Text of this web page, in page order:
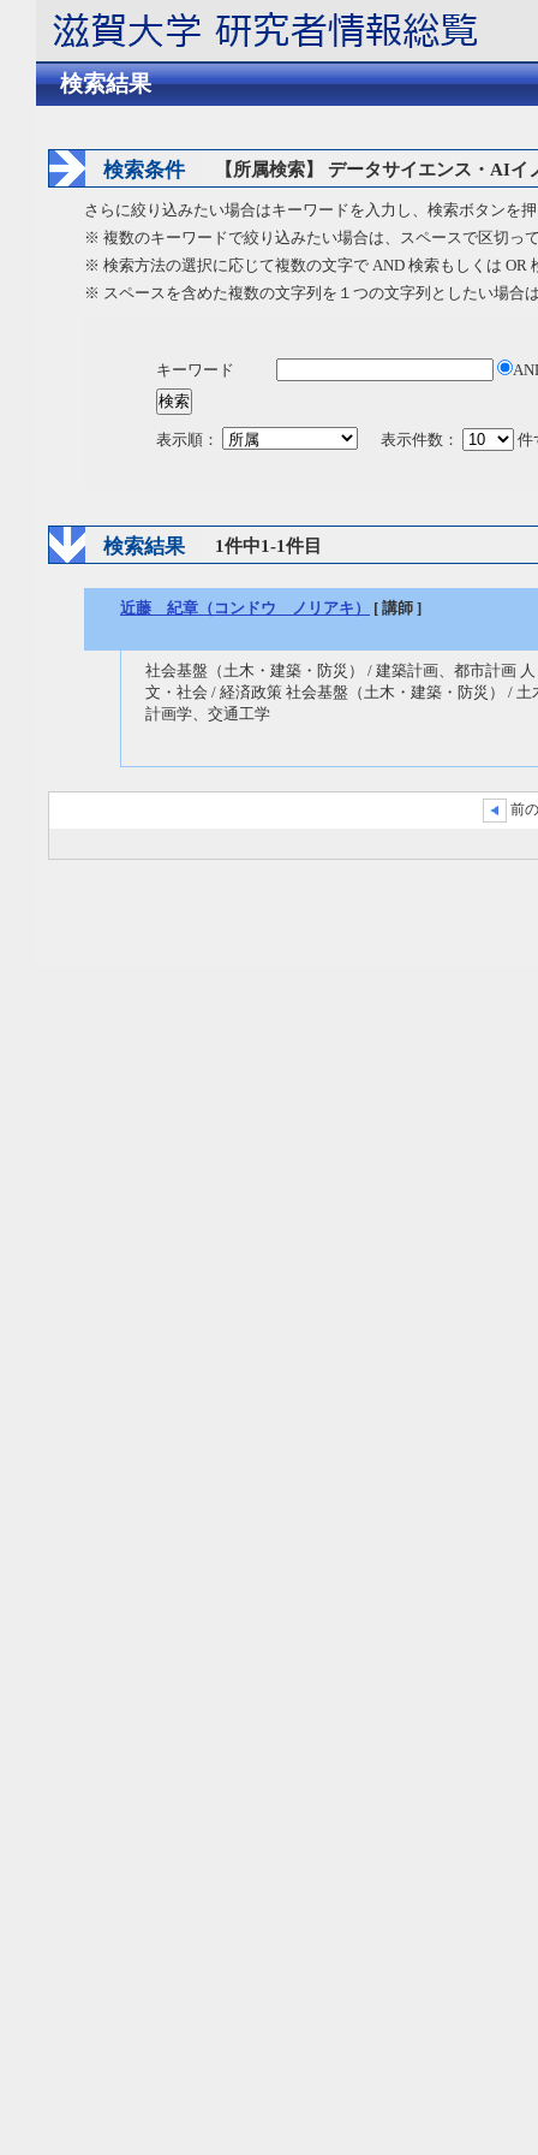
検索結果
検索条件 【所属検索】 データサイエンス・AI
さらに絞り込みたい場合はキーワードを入力し、検索ボタンを
※ 複数のキーワードで絞り込みたい場合は、スペースで区切っ
※ 検索方法の選択に応じて複数の文字で AND 検索もしくは OR
※ スペースを含めた複数の文字列を１つの文字列としたい場合
キーワード
表示順： 表示件数： 件
検索結果 1件中1-1件目
近藤 紀章（コンドウ ノリアキ） [ 講師 ]
社会基盤（土木・建築・防災） / 建築計画、都市計画 人
文・社会 / 経済政策 社会基盤（土木・建築・防災） / 土
計画学、交通工学
前